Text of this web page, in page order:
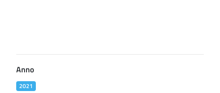
Anno
2021